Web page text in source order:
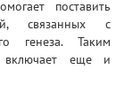
поставить
связанных с
генеза. Таким
включает еще и